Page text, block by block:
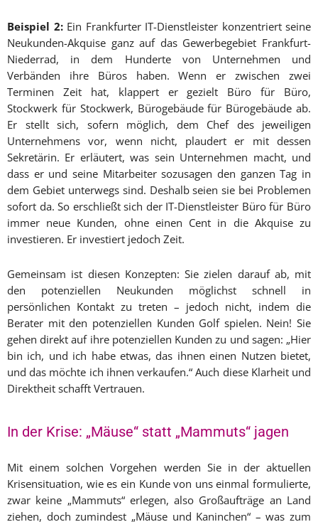
Beispiel 2:Ein Frankfurter IT-Dienstleister konzentriert seine
Neukunden-Akquise ganz auf das Gewerbegebiet Frankfurt-
Niederrad, in dem Hunderte von Unternehmen und
Verbänden ihre Büros haben. Wenn er zwischen zwei
Terminen Zeit hat, klappert er gezielt Büro für Büro,
Stockwerk für Stockwerk, Bürogebäude für Bürogebäude ab.
Er stellt sich, sofern möglich, dem Chef des jeweiligen
Unternehmens vor, wenn nicht, plaudert er mit dessen
Sekretärin. Er erläutert, was sein Unternehmen macht, und
dass er und seine Mitarbeiter sozusagen den ganzen Tag in
dem Gebiet unterwegs sind. Deshalb seien sie bei Problemen
sofort da. So erschließt sich der IT-Dienstleister Büro für Büro
immer neue Kunden, ohne einen Cent in die Akquise zu
investieren. Er investiert jedoch Zeit.
Gemeinsam ist diesen Konzepten: Sie zielen darauf ab, mit
den potenziellen Neukunden möglichst schnell in
persönlichen Kontakt zu treten – jedoch nicht, indem die
Berater mit den potenziellen Kunden Golf spielen. Nein! Sie
gehen direkt auf ihre potenziellen Kunden zu und sagen: „Hier
bin ich, und ich habe etwas, das ihnen einen Nutzen bietet,
und das möchte ich ihnen verkaufen.“ Auch diese Klarheit und
Direktheit schafft Vertrauen.
In der Krise: „Mäuse“ statt „Mammuts“ jagen
Mit einem solchen Vorgehen werden Sie in der aktuellen
Krisensituation, wie es ein Kunde von uns einmal formulierte,
zwar keine „Mammuts“ erlegen, also Großaufträge an Land
ziehen, doch zumindest „Mäuse und Kaninchen“ – was zum